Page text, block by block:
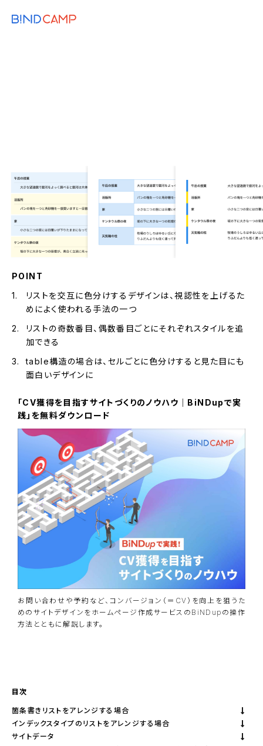
POINT
リストを交互に色分けするデザインは、視認性を上げるた
めによく使われる手法の一つ
リストの奇数番目、偶数番目ごとにそれぞれスタイルを追
加できる
table構造の場合は、セルごとに色分けすると見た目にも
面白いデザインに
「CV獲得を目指すサイトづくりのノウハウ｜BiNDupで実
践」を無料ダウンロード
お問い合わせや予約など、コンバージョン（＝CV）を向上を狙うた
めのサイトデザインをホームページ作成サービスのBiNDupの操作
方法とともに解説します。
目次
箇条書きリストをアレンジする場合
インデックスタイプのリストをアレンジする場合
サイトデータ